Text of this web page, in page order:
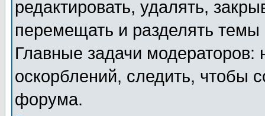
редактировать, удалять,
перемещать и разделять
Главные задачи
оскорблений, следить, чтобы
форума.